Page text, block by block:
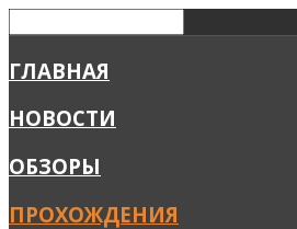
ГЛАВНАЯ
НОВОСТИ
ОБЗОРЫ
ПРОХОЖДЕНИЯ